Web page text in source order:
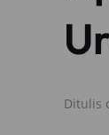
Ditulis